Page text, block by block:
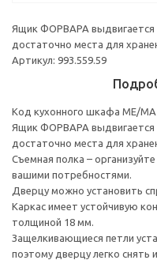
Ящик ФОРВАРА выдвигается
достаточно места для
Артикул: 993.559.59
Код кухонного шкафа ME/
Ящик ФОРВАРА выдвигается
достаточно места для
Съемная полка –
вашими потребностями.
Дверцу можно установить
Каркас имеет устойчивую
толщиной 18 мм.
Защелкивающиеся петли
поэтому дверцу легко снять